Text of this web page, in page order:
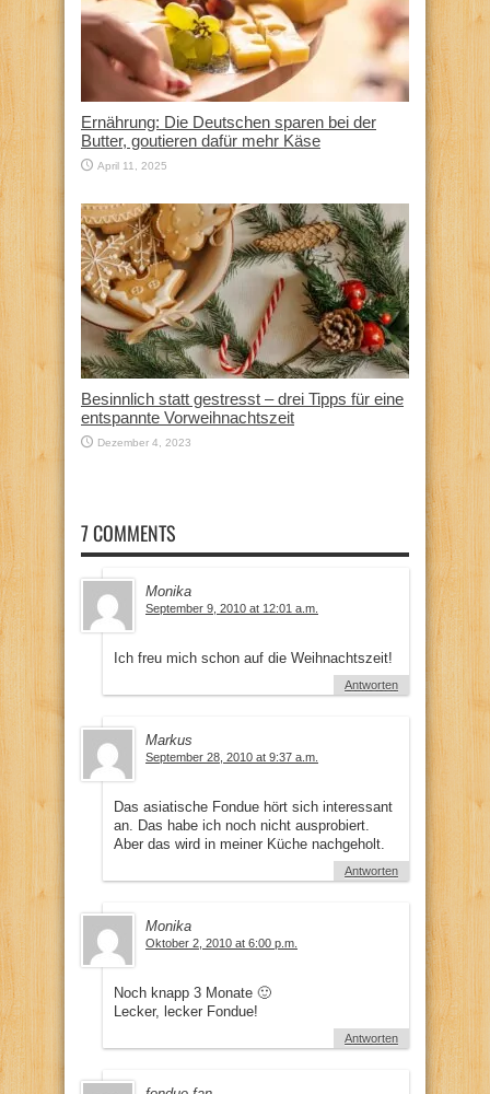
Ernährung: Die Deutschen sparen bei der
Butter, goutieren dafür mehr Käse
April 11, 2025
Besinnlich statt gestresst – drei Tipps für eine
entspannte Vorweihnachtszeit
Dezember 4, 2023
7 COMMENTS
Monika
September 9, 2010 at 12:01 a.m.
Ich freu mich schon auf die Weihnachtszeit!
Antworten
Markus
September 28, 2010 at 9:37 a.m.
Das asiatische Fondue hört sich interessant
an. Das habe ich noch nicht ausprobiert.
Aber das wird in meiner Küche nachgeholt.
Antworten
Monika
Oktober 2, 2010 at 6:00 p.m.
Noch knapp 3 Monate 🙂
Lecker, lecker Fondue!
Antworten